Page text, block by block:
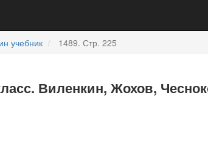
учебник 1489. Стр. 225
Виленкин, Жохов,